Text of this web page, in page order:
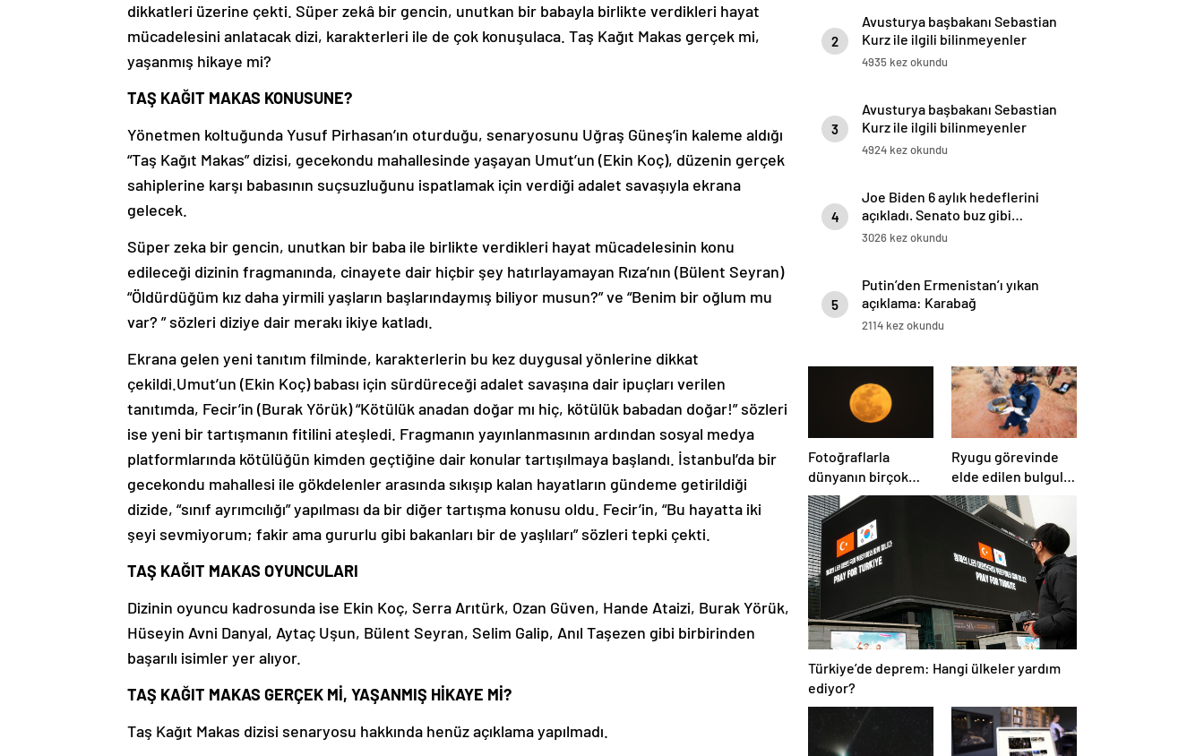
dikkatleri üzerine çekti. Süper zekâ bir gencin, unutkan bir babayla birlikte verdikleri hayat
mücadelesini anlatacak dizi, karakterleri ile de çok konuşulaca. Taş Kağıt Makas gerçek mi,
yaşanmış hikaye mi?
TAŞ KAĞIT MAKAS KONUSUNE?
Yönetmen koltuğunda Yusuf Pirhasan’ın oturduğu, senaryosunu Uğraş Güneş’in kaleme aldığı
“Taş Kağıt Makas” dizisi, gecekondu mahallesinde yaşayan Umut’un (Ekin Koç), düzenin gerçek
sahiplerine karşı babasının suçsuzluğunu ispatlamak için verdiği adalet savaşıyla ekrana
gelecek.
Süper zeka bir gencin, unutkan bir baba ile birlikte verdikleri hayat mücadelesinin konu
edileceği dizinin fragmanında, cinayete dair hiçbir şey hatırlayamayan Rıza’nın (Bülent Seyran)
“Öldürdüğüm kız daha yirmili yaşların başlarındaymış biliyor musun?” ve “Benim bir oğlum mu
var? ” sözleri diziye dair merakı ikiye katladı.
Ekrana gelen yeni tanıtım filminde, karakterlerin bu kez duygusal yönlerine dikkat
çekildi.Umut’un (Ekin Koç) babası için sürdüreceği adalet savaşına dair ipuçları verilen
tanıtımda, Fecir’in (Burak Yörük) “Kötülük anadan doğar mı hiç, kötülük babadan doğar!” sözleri
ise yeni bir tartışmanın fitilini ateşledi. Fragmanın yayınlanmasının ardından sosyal medya
platformlarında kötülüğün kimden geçtiğine dair konular tartışılmaya başlandı. İstanbul’da bir
gecekondu mahallesi ile gökdelenler arasında sıkışıp kalan hayatların gündeme getirildiği
dizide, “sınıf ayrımcılığı” yapılması da bir diğer tartışma konusu oldu. Fecir’in, “Bu hayatta iki
şeyi sevmiyorum; fakir ama gururlu gibi bakanları bir de yaşlıları” sözleri tepki çekti.
TAŞ KAĞIT MAKAS OYUNCULARI
Dizinin oyuncu kadrosunda ise Ekin Koç, Serra Arıtürk, Ozan Güven, Hande Ataizi, Burak Yörük,
Hüseyin Avni Danyal, Aytaç Uşun, Bülent Seyran, Selim Galip, Anıl Taşezen gibi birbirinden
başarılı isimler yer alıyor.
TAŞ KAĞIT MAKAS GERÇEK Mİ, YAŞANMIŞ HİKAYE Mİ?
Taş Kağıt Makas dizisi senaryosu hakkında henüz açıklama yapılmadı.
2
Avusturya başbakanı Sebastian
Kurz ile ilgili bilinmeyenler
4935 kez okundu
3
Avusturya başbakanı Sebastian
Kurz ile ilgili bilinmeyenler
4924 kez okundu
4
Joe Biden 6 aylık hedeflerini
açıkladı. Senato buz gibi…
3026 kez okundu
5
Putin’den Ermenistan’ı yıkan
açıklama: Karabağ
Azerbaycan’ın ayrılmaz bir
2114 kez okundu
Fotoğraflarla
dünyanın birçok
yerinden ‘Süper Ay’
manzaraları
Ryugu görevinde
elde edilen bulgular
suyun dünyaya
asteroitlerce
getirilmiş
olabileceğini
gösteriyor
Türkiye’de deprem: Hangi ülkeler yardım
ediyor?